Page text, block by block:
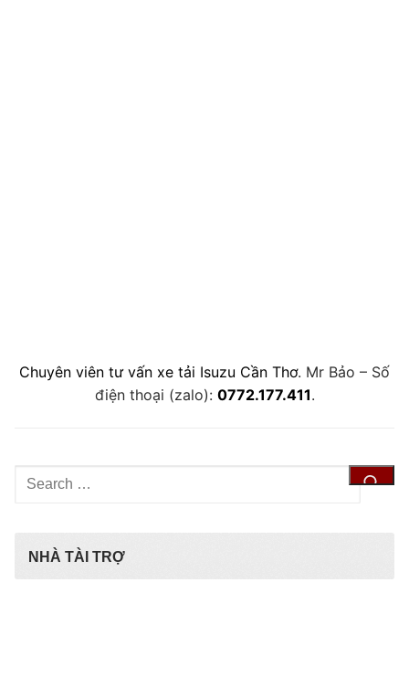
Chuyên viên tư vấn xe tải Isuzu Cần Thơ. Mr Bảo – Số
điện thoại (zalo): 0772.177.411.
Tìm
kiếm
NHÀ TÀI TRỢ